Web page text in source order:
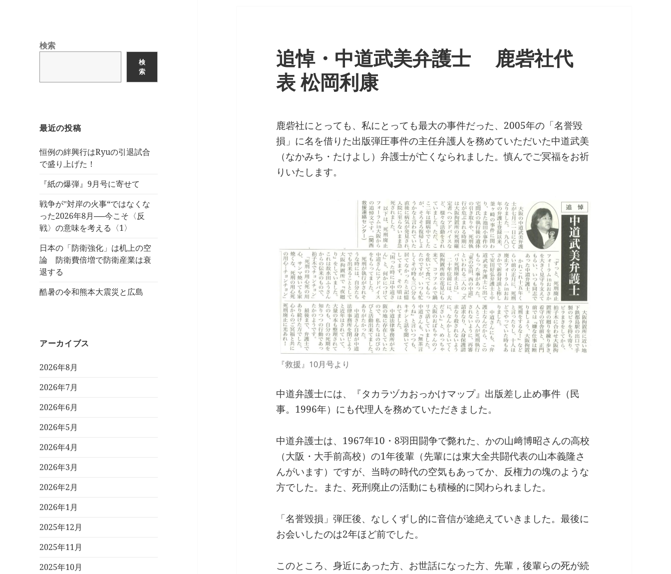
検索
検
索
最近の投稿
恒例の絆興行はRyuの引退試合
で盛り上げた！
『紙の爆弾』9月号に寄せて
戦争が‟対岸の火事“ではなくな
った2026年8月──今こそ〈反
戦〉の意味を考える〈1〉
日本の「防衛強化」は机上の空
論 防衛費倍増で防衛産業は衰
退する
酷暑の令和熊本大震災と広島
アーカイブス
2026年8月
2026年7月
2026年6月
2026年5月
2026年4月
2026年3月
2026年2月
2026年1月
2025年12月
2025年11月
2025年10月
追悼・中道武美弁護士 鹿砦社代
表 松岡利康
鹿砦社にとっても、私にとっても最大の事件だった、2005年の「名誉毀
損」に名を借りた出版弾圧事件の主任弁護人を務めていただいた中道武美
（なかみち・たけよし）弁護士が亡くなられました。慎んでご冥福をお祈
りいたします。
『救援』10月号より
中道弁護士には、『タカラヅカおっかけマップ』出版差し止め事件（民
事。1996年）にも代理人を務めていただきました。
中道弁護士は、1967年10・8羽田闘争で斃れた、かの山﨑博昭さんの高校
（大阪・大手前高校）の1年後輩（先輩には東大全共闘代表の山本義隆さ
んがいます）ですが、当時の時代の空気もあってか、反権力の塊のような
方でした。また、死刑廃止の活動にも積極的に関わられました。
「名誉毀損」弾圧後、なしくずし的に音信が途絶えていきました。最後に
お会いしたのは2年ほど前でした。
このところ、身近にあった方、お世話になった方、先輩，後輩らの死が続